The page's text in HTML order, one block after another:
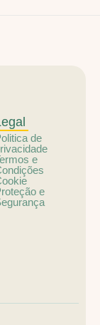
de
e
e